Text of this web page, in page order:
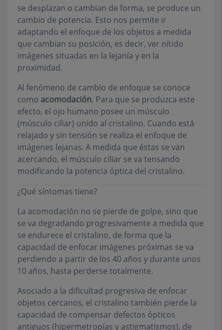
se desplazan o cambian de forma, se produce un
cambio de potencia. Esto nos permite ir
adaptando el enfoque de los objetos a medida
que cambian su posición, es decir, ver nítido
imágenes situadas en la lejanía y en la
proximidad.
Al fenómeno de cambio de enfoque se conoce
como acomodación. Para que se produzca este
efecto, el ojo humano posee un músculo
(músculo ciliar) unido al cristalino. Cuando está
relajado y sin tensión se realiza el enfoque de
imágenes lejanas. A medida que éstas se van
acercando, el músculo ciliar se va tensando
modificando la potencia óptica del cristalino.
¿Qué síntomas tiene?
La acomodación no se pierde de golpe, sino que
se va degradando progresivamente a medida que
se endurece el cristalino, de forma que la
capacidad de enfocar imágenes próximas se va
perdiendo a partir de los 40 años y durante unos
10 años, hasta perderse totalmente.
Asociado a la dificultad progresiva de enfocar
objetos cercanos, el cristalino también pierde la
capacidad de compensar defectos ópticos
antiguos (hipermetropías y astigmatismos), de